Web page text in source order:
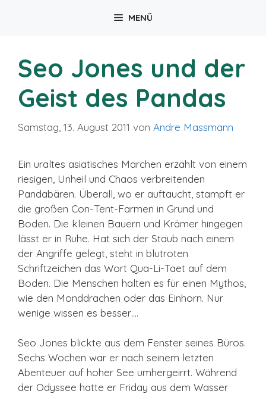
MENÜ
Seo Jones und der
Geist des Pandas
Samstag, 13. August 2011 von Andre Massmann
Ein uraltes asiatisches Märchen erzählt von einem
riesigen, Unheil und Chaos verbreitenden
Pandabären. Überall, wo er auftaucht, stampft er
die großen Con-Tent-Farmen in Grund und
Boden. Die kleinen Bauern und Krämer hingegen
lässt er in Ruhe. Hat sich der Staub nach einem
der Angriffe gelegt, steht in blutroten
Schriftzeichen das Wort Qua-Li-Taet auf dem
Boden. Die Menschen halten es für einen Mythos,
wie den Monddrachen oder das Einhorn. Nur
wenige wissen es besser….
Seo Jones blickte aus dem Fenster seines Büros.
Sechs Wochen war er nach seinem letzten
Abenteuer auf hoher See umhergeirrt. Während
der Odyssee hatte er Friday aus dem Wasser